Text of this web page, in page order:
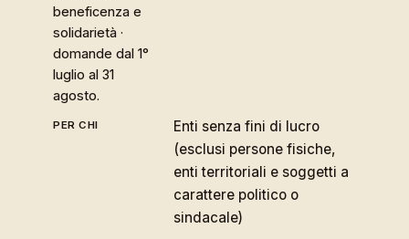
beneficenza e
solidarietà ·
domande dal 1°
luglio al 31
agosto.
Enti senza fini di lucro
(esclusi persone fisiche,
enti territoriali e soggetti a
carattere politico o
sindacale)